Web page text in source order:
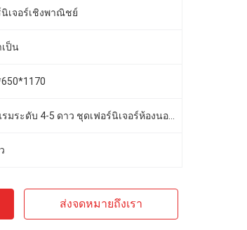
นิเจอร์เชิงพาณิชย์
เป็น
ส่งจดหมายถึงเรา